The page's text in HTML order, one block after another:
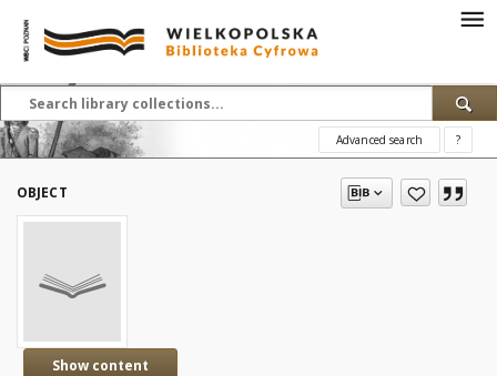
Advanced search ?
OBJECT
Show content